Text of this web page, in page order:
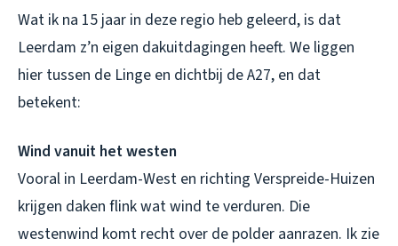
Wat ik na 15 jaar in deze regio heb geleerd, is dat
Leerdam z’n eigen dakuitdagingen heeft. We liggen
hier tussen de Linge en dichtbij de A27, en dat
betekent:
Wind vanuit het westen
Vooral in Leerdam-West en richting Verspreide-Huizen
krijgen daken flink wat wind te verduren. Die
westenwind komt recht over de polder aanrazen. Ik zie